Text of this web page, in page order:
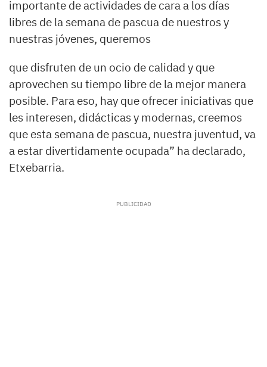
importante de actividades de cara a los días
libres de la semana de pascua de nuestros y
nuestras jóvenes, queremos
que disfruten de un ocio de calidad y que
aprovechen su tiempo libre de la mejor manera
posible. Para eso, hay que ofrecer iniciativas que
les interesen, didácticas y modernas, creemos
que esta semana de pascua, nuestra juventud, va
a estar divertidamente ocupada” ha declarado,
Etxebarria.